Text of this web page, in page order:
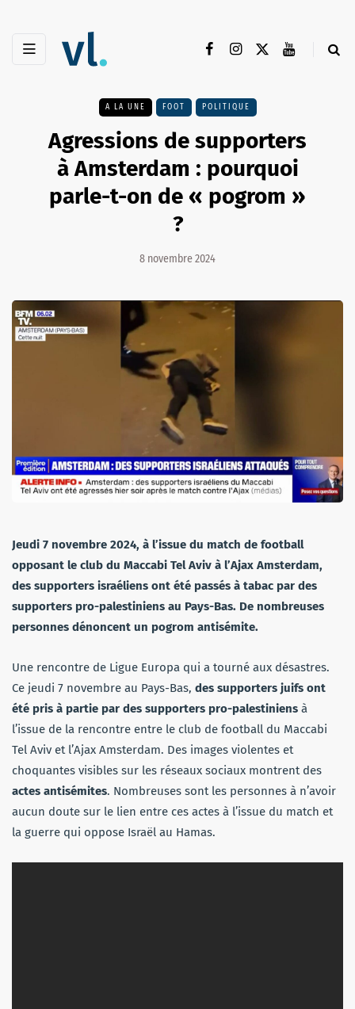
A LA UNE FOOT POLITIQUE
Agressions de supporters
à Amsterdam : pourquoi
parle-t-on de « pogrom »
?
8 novembre 2024
Jeudi 7 novembre 2024, à l’issue du match de football
opposant le club du Maccabi Tel Aviv à l’Ajax Amsterdam,
des supporters israéliens ont été passés à tabac par des
supporters pro-palestiniens au Pays-Bas. De nombreuses
personnes dénoncent un pogrom antisémite.
Une rencontre de Ligue Europa qui a tourné aux désastres.
Ce jeudi 7 novembre au Pays-Bas, des supporters juifs ont
été pris à partie par des supporters pro-palestiniens à
l’issue de la rencontre entre le club de football du Maccabi
Tel Aviv et l’Ajax Amsterdam. Des images violentes et
choquantes visibles sur les réseaux sociaux montrent des
actes antisémites. Nombreuses sont les personnes à n’avoir
aucun doute sur le lien entre ces actes à l’issue du match et
la guerre qui oppose Israël au Hamas.